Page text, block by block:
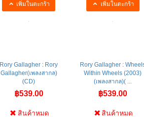
เพิ่มในตะกร้า เพิ่มในตะกร้า
Rory Gallagher : Rory
Gallagher(เพลงสากล)
(CD)
Rory Gallagher : Wheels
Within Wheels (2003)
(เพลงสากล)( ...